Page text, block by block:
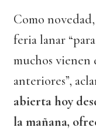
Como
feria lanar
muchos vienen
anteriores”,
abierta hoy
la mañana,